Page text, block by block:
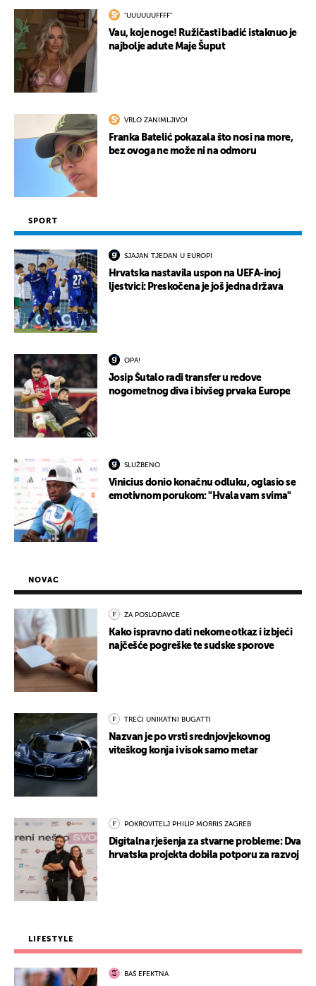
"UUUUUUFFFF"
Vau, koje noge! Ružičasti badić istaknuo je
najbolje adute Maje Šuput
VRLO ZANIMLJIVO!
Franka Batelić pokazala što nosi na more,
bez ovoga ne može ni na odmoru
SPORT
SJAJAN TJEDAN U EUROPI
Hrvatska nastavila uspon na UEFA-inoj
ljestvici: Preskočena je još jedna država
OPA!
Josip Šutalo radi transfer u redove
nogometnog diva i bivšeg prvaka Europe
SLUŽBENO
Vinicius donio konačnu odluku, oglasio se
emotivnom porukom: "Hvala vam svima"
NOVAC
ZA POSLODAVCE
Kako ispravno dati nekome otkaz i izbjeći
najčešće pogreške te sudske sporove
TREĆI UNIKATNI BUGATTI
Nazvan je po vrsti srednjovjekovnog
viteškog konja i visok samo metar
POKROVITELJ PHILIP MORRIS ZAGREB
Digitalna rješenja za stvarne probleme: Dva
hrvatska projekta dobila potporu za razvoj
LIFESTYLE
BAŠ EFEKTNA
UKLJUČITE NOTIFIKACIJE